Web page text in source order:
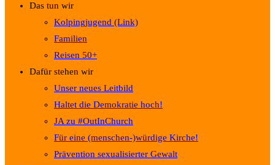
Das tun wir
Kolpingjugend (Link)
Familien
Reisen 50+
Dafür stehen wir
Unser neues Leitbild
Haltet die Demokratie hoch!
JA zu #OutInChurch
Für eine (menschen-)würdige Kirche!
Prävention sexualisierter Gewalt